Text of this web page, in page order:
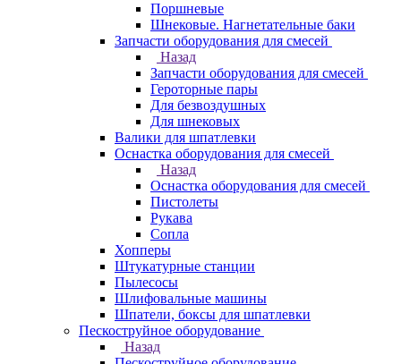
Поршневые
Шнековые. Нагнетательные баки
Запчасти оборудования для смесей
Назад
Запчасти оборудования для смесей
Героторные пары
Для безвоздушных
Для шнековых
Валики для шпатлевки
Оснастка оборудования для смесей
Назад
Оснастка оборудования для смесей
Пистолеты
Рукава
Сопла
Хопперы
Штукатурные станции
Пылесосы
Шлифовальные машины
Шпатели, боксы для шпатлевки
Пескоструйное оборудование
Назад